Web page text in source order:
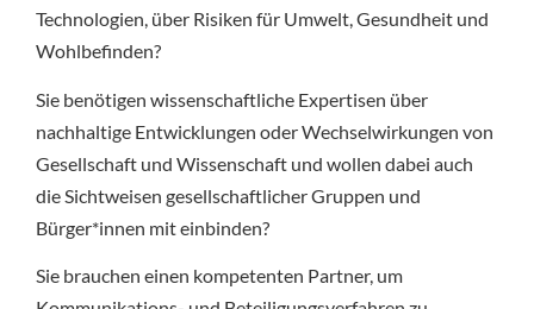
Technologien, über Risiken für Umwelt, Gesundheit und
Wohlbefinden?
Sie benötigen wissenschaftliche Expertisen über
nachhaltige Entwicklungen oder Wechselwirkungen von
Gesellschaft und Wissenschaft und wollen dabei auch
die Sichtweisen gesellschaftlicher Gruppen und
Bürger*innen mit einbinden?
Sie brauchen einen kompetenten Partner, um